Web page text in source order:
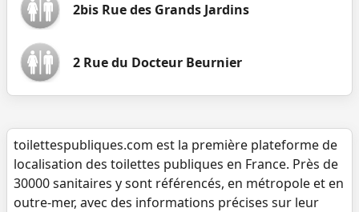
2bis Rue des Grands Jardins
2 Rue du Docteur Beurnier
toilettespubliques.com est la première plateforme de
localisation des toilettes publiques en France. Près de
30000 sanitaires y sont référencés, en métropole et en
outre-mer, avec des informations précises sur leur